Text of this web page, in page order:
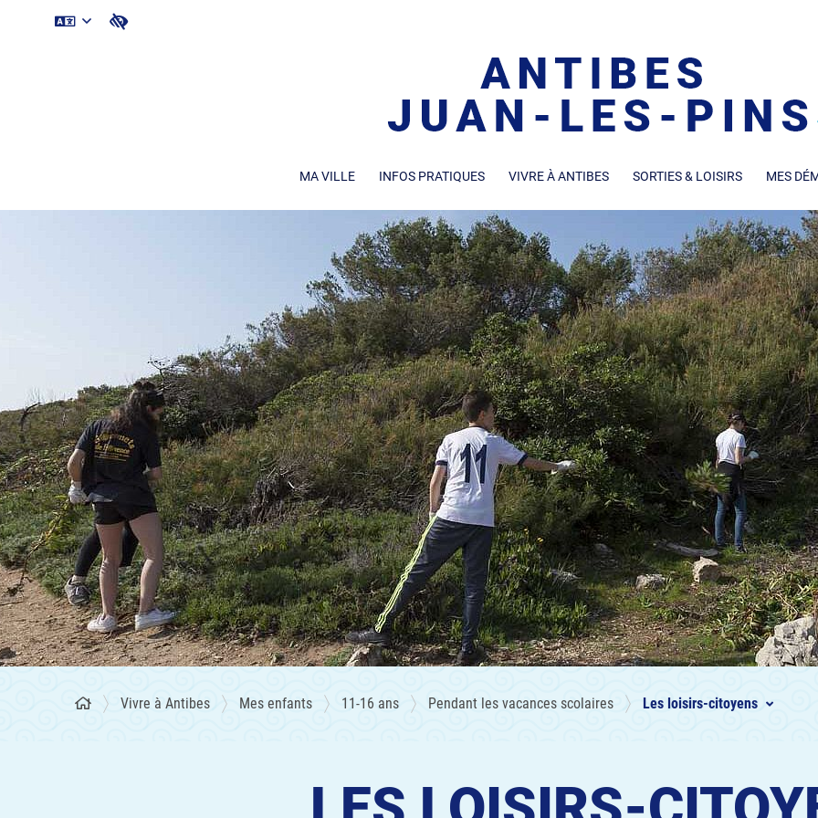
MA VILLE INFOS PRATIQUES VIVRE À ANTIBES SORTIES & LOISIRS MES
Vivre à Antibes Mes enfants 11-16 ans Pendant les vacances scolaires Les loisirs-citoyens